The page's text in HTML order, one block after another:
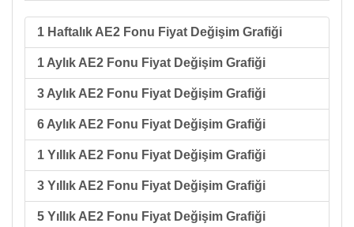
1 Haftalık AE2 Fonu Fiyat Değişim Grafiği
1 Aylık AE2 Fonu Fiyat Değişim Grafiği
3 Aylık AE2 Fonu Fiyat Değişim Grafiği
6 Aylık AE2 Fonu Fiyat Değişim Grafiği
1 Yıllık AE2 Fonu Fiyat Değişim Grafiği
3 Yıllık AE2 Fonu Fiyat Değişim Grafiği
5 Yıllık AE2 Fonu Fiyat Değişim Grafiği